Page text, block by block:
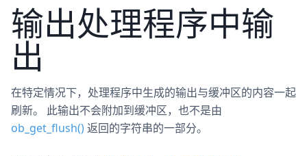
输出处理程序中输
出
在特定情况下，处理程序中生成的输出与缓冲区的内容一起
刷新。 此输出不会附加到缓冲区，也不是由
ob_get_flush()返回的字符串的一部分。